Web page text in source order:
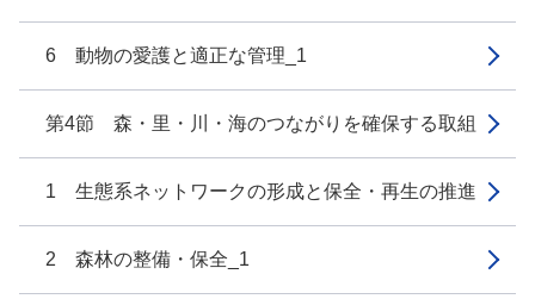
6 動物の愛護と適正な管理_1
第4節 森・里・川・海のつながりを確保する取組
1 生態系ネットワークの形成と保全・再生の推進
2 森林の整備・保全_1